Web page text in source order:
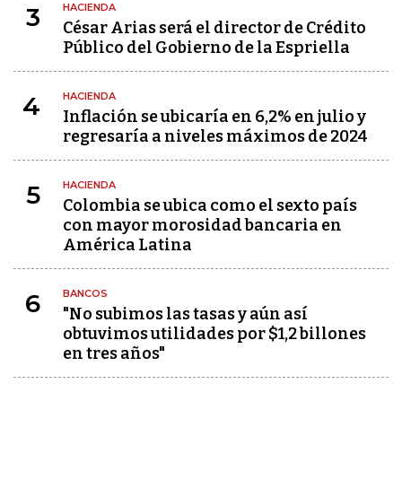
3 HACIENDA
César Arias será el director de Crédito
Público del Gobierno de la Espriella
4 HACIENDA
Inflación se ubicaría en 6,2% en julio y
regresaría a niveles máximos de 2024
5 HACIENDA
Colombia se ubica como el sexto país
con mayor morosidad bancaria en
América Latina
6 BANCOS
"No subimos las tasas y aún así
obtuvimos utilidades por $1,2 billones
en tres años"